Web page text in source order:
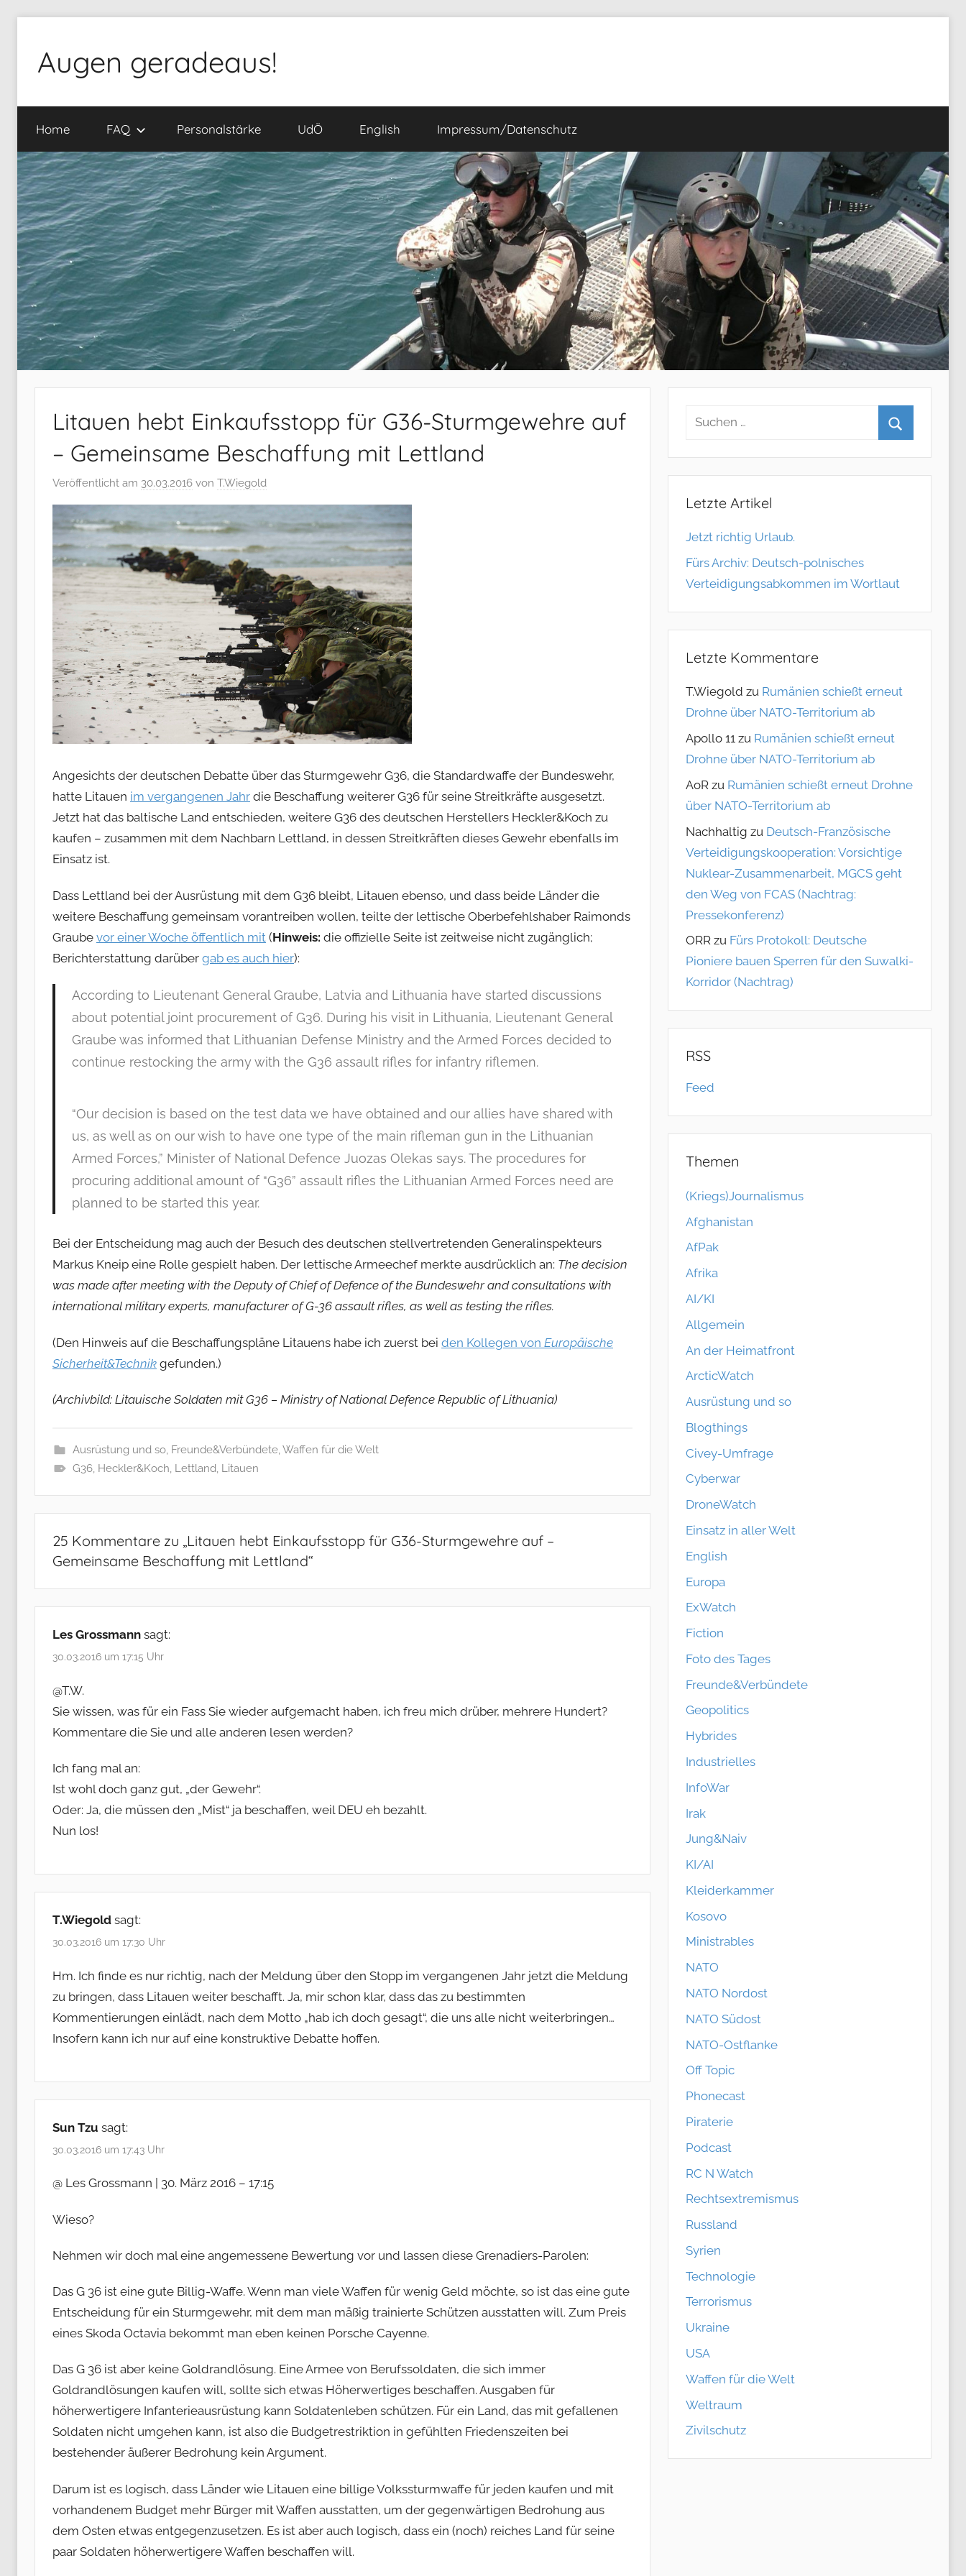
springen
Augen geradeaus!
Home FAQ Personalstärke UdÖ English Impressum/Datenschutz
Litauen hebt Einkaufsstopp für G36-Sturmgewehre auf
– Gemeinsame Beschaffung mit Lettland
Veröffentlicht am 30.03.2016 von T.Wiegold
Angesichts der deutschen Debatte über das Sturmgewehr G36, die Standardwaffe der Bundeswehr,
hatte Litauen im vergangenen Jahr die Beschaffung weiterer G36 für seine Streitkräfte ausgesetzt.
Jetzt hat das baltische Land entschieden, weitere G36 des deutschen Herstellers Heckler&Koch zu
kaufen – zusammen mit dem Nachbarn Lettland, in dessen Streitkräften dieses Gewehr ebenfalls im
Einsatz ist.
Dass Lettland bei der Ausrüstung mit dem G36 bleibt, Litauen ebenso, und dass beide Länder die
weitere Beschaffung gemeinsam vorantreiben wollen, teilte der lettische Oberbefehlshaber Raimonds
Graube vor einer Woche öffentlich mit (Hinweis: die offizielle Seite ist zeitweise nicht zugänglich;
Berichterstattung darüber gab es auch hier):
According to Lieutenant General Graube, Latvia and Lithuania have started discussions
about potential joint procurement of G36. During his visit in Lithuania, Lieutenant General
Graube was informed that Lithuanian Defense Ministry and the Armed Forces decided to
continue restocking the army with the G36 assault rifles for infantry riflemen.
“Our decision is based on the test data we have obtained and our allies have shared with
us, as well as on our wish to have one type of the main rifleman gun in the Lithuanian
Armed Forces,” Minister of National Defence Juozas Olekas says. The procedures for
procuring additional amount of “G36” assault rifles the Lithuanian Armed Forces need are
planned to be started this year.
Bei der Entscheidung mag auch der Besuch des deutschen stellvertretenden Generalinspekteurs
Markus Kneip eine Rolle gespielt haben. Der lettische Armeechef merkte ausdrücklich an: The decision
was made after meeting with the Deputy of Chief of Defence of the Bundeswehr and consultations with
international military experts, manufacturer of G-36 assault rifles, as well as testing the rifles.
(Den Hinweis auf die Beschaffungspläne Litauens habe ich zuerst bei den Kollegen von Europäische
Sicherheit&Technik gefunden.)
(Archivbild: Litauische Soldaten mit G36 – Ministry of National Defence Republic of Lithuania)
Ausrüstung und so, Freunde&Verbündete,Waffen für die Welt
G36, Heckler&Koch, Lettland, Litauen
25 Kommentare zu „Litauen hebt Einkaufsstopp für G36-Sturmgewehre auf –
Gemeinsame Beschaffung mit Lettland“
Les Grossmann sagt:
30.03.2016 um 17:15 Uhr
@T.W.
Sie wissen, was für ein Fass Sie wieder aufgemacht haben, ich freu mich drüber, mehrere Hundert?
Kommentare die Sie und alle anderen lesen werden?
Ich fang mal an:
Ist wohl doch ganz gut, „der Gewehr“.
Oder: Ja, die müssen den „Mist“ ja beschaffen, weil DEU eh bezahlt.
Nun los!
T.Wiegold sagt:
30.03.2016 um 17:30 Uhr
Hm. Ich finde es nur richtig, nach der Meldung über den Stopp im vergangenen Jahr jetzt die Meldung
zu bringen, dass Litauen weiter beschafft. Ja, mir schon klar, dass das zu bestimmten
Kommentierungen einlädt, nach dem Motto „hab ich doch gesagt“, die uns alle nicht weiterbringen…
Insofern kann ich nur auf eine konstruktive Debatte hoffen.
Sun Tzu sagt:
30.03.2016 um 17:43 Uhr
@ Les Grossmann | 30. März 2016 – 17:15
Wieso?
Nehmen wir doch mal eine angemessene Bewertung vor und lassen diese Grenadiers-Parolen:
Das G 36 ist eine gute Billig-Waffe. Wenn man viele Waffen für wenig Geld möchte, so ist das eine gute
Entscheidung für ein Sturmgewehr, mit dem man mäßig trainierte Schützen ausstatten will. Zum Preis
eines Skoda Octavia bekommt man eben keinen Porsche Cayenne.
Das G 36 ist aber keine Goldrandlösung. Eine Armee von Berufssoldaten, die sich immer
Goldrandlösungen kaufen will, sollte sich etwas Höherwertiges beschaffen. Ausgaben für
höherwertigere Infanterieausrüstung kann Soldatenleben schützen. Für ein Land, das mit gefallenen
Soldaten nicht umgehen kann, ist also die Budgetrestriktion in gefühlten Friedenszeiten bei
bestehender äußerer Bedrohung kein Argument.
Darum ist es logisch, dass Länder wie Litauen eine billige Volkssturmwaffe für jeden kaufen und mit
vorhandenem Budget mehr Bürger mit Waffen ausstatten, um der gegenwärtigen Bedrohung aus
dem Osten etwas entgegenzusetzen. Es ist aber auch logisch, dass ein (noch) reiches Land für seine
paar Soldaten höherwertigere Waffen beschaffen will.
Letzte Artikel
Jetzt richtig Urlaub.
Fürs Archiv: Deutsch-polnisches
Verteidigungsabkommen im Wortlaut
Letzte Kommentare
T.Wiegold zu Rumänien schießt erneut
Drohne über NATO-Territorium ab
Apollo 11zu Rumänien schießt erneut
Drohne über NATO-Territorium ab
AoRzu Rumänien schießt erneut Drohne
über NATO-Territorium ab
Nachhaltig zu Deutsch-Französische
Verteidigungskooperation: Vorsichtige
Nuklear-Zusammenarbeit, MGCS geht
den Weg von FCAS (Nachtrag:
Pressekonferenz)
ORRzu Fürs Protokoll: Deutsche
Pioniere bauen Sperren für den Suwalki-
Korridor (Nachtrag)
RSS
Feed
Themen
(Kriegs)Journalismus
Afghanistan
AfPak
Afrika
AI/KI
Allgemein
An der Heimatfront
ArcticWatch
Ausrüstung und so
Blogthings
Civey-Umfrage
Cyberwar
DroneWatch
Einsatz in aller Welt
English
Europa
ExWatch
Fiction
Foto des Tages
Freunde&Verbündete
Geopolitics
Hybrides
Industrielles
InfoWar
Irak
Jung&Naiv
KI/AI
Kleiderkammer
Kosovo
Ministrables
NATO
NATO Nordost
NATO Südost
NATO-Ostflanke
Off Topic
Phonecast
Piraterie
Podcast
RC N Watch
Rechtsextremismus
Russland
Syrien
Technologie
Terrorismus
Ukraine
USA
Waffen für die Welt
Weltraum
Zivilschutz